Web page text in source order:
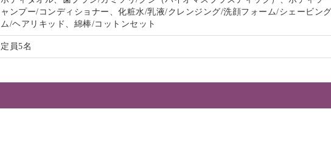
ャンプー/コンディショナー、化粧水/乳液/クレンジング/洗顔フォーム/シェービン
ム/ヘアリキッド、綿棒/コットンセット
定員5名